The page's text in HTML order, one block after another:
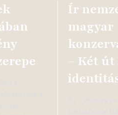
Ír
magyar
– Két